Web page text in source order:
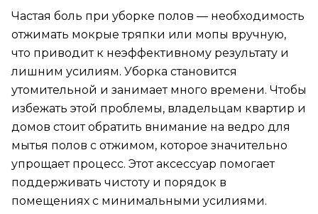
Частая боль при уборке полов — необходимость
отжимать мокрые тряпки или мопы вручную,
что приводит к неэффективному результату и
лишним усилиям. Уборка становится
утомительной и занимает много времени. Чтобы
избежать этой проблемы, владельцам квартир и
домов стоит обратить внимание на ведро для
мытья полов с отжимом, которое значительно
упрощает процесс. Этот аксессуар помогает
поддерживать чистоту и порядок в
помещениях с минимальными усилиями.